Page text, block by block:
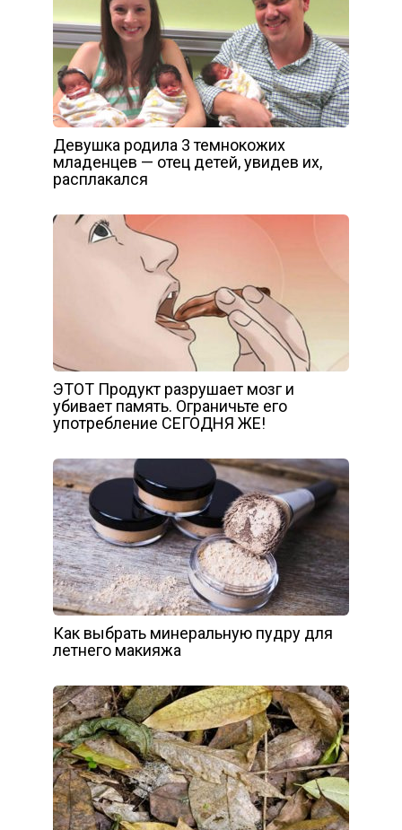
Девушка родила 3 темнокожих
младенцев — отец детей, увидев их,
расплакался
ЭТОТ Продукт разрушает мозг и
убивает память. Ограничьте его
употребление СЕГОДНЯ ЖЕ!
Как выбрать минеральную пудру для
летнего макияжа